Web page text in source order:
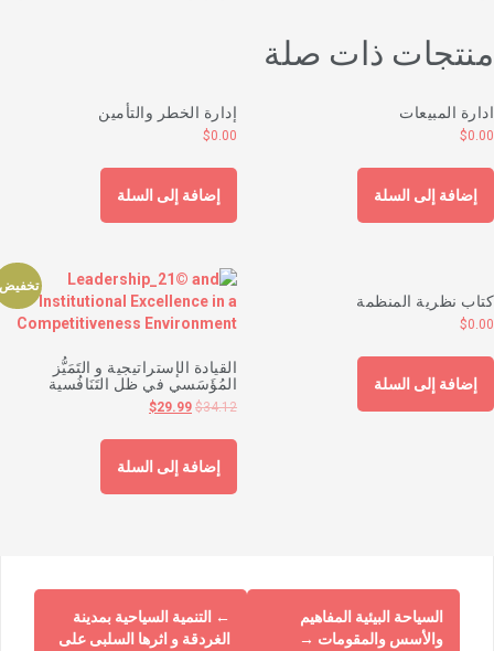
ذات صلة
المبيعات
$
إضافة إلى السلة
إدارة الخطر والتأمين
$0.00
إضافة إلى السلة
نظرية المنظمة
$
إضافة إلى السلة
تخفيض!
القيادة الإستراتيجية و التَمَيُّز
المُؤَسَسي في ظل التَنَافُسية
$34.12
$29.99
إضافة إلى السلة
←التنمية السياحية بمدينة
الغردقة و اثرها السلبى على
السياحة البيئية المفاهيم
والأسس والمقومات→